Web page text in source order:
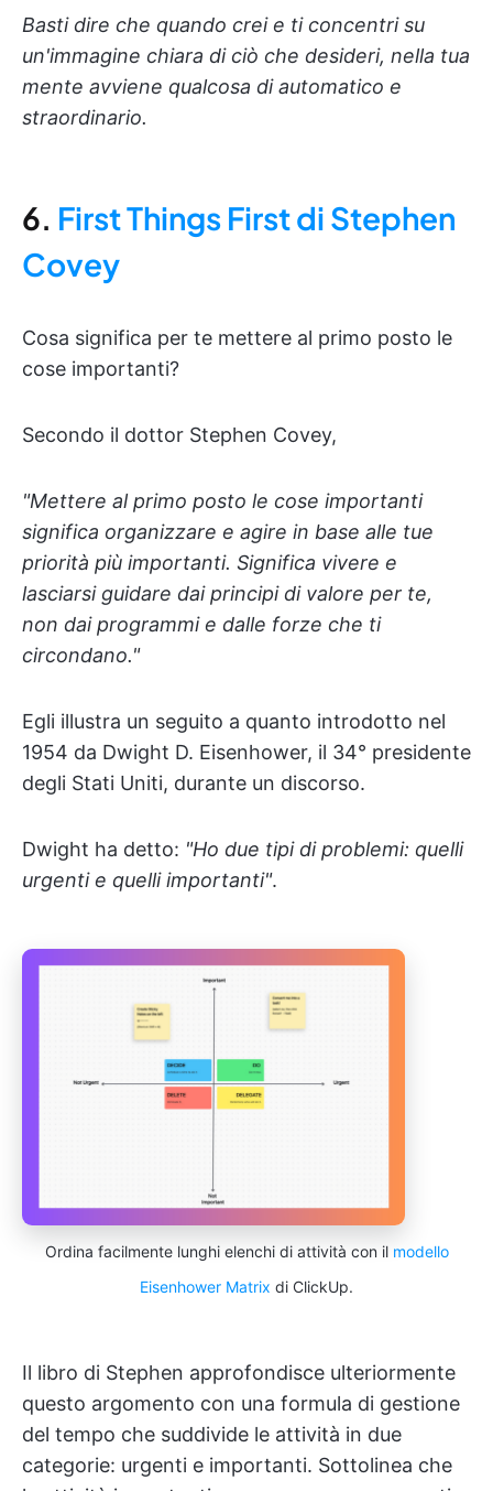
Basti dire che quando crei e ti concentri su
un'immagine chiara di ciò che desideri, nella tua
mente avviene qualcosa di automatico e
straordinario.
6. First Things First di Stephen
Covey
Cosa significa per te mettere al primo posto le
cose importanti?
Secondo il dottor Stephen Covey,
"Mettere al primo posto le cose importanti
significa organizzare e agire in base alle tue
priorità più importanti. Significa vivere e
lasciarsi guidare dai principi di valore per te,
non dai programmi e dalle forze che ti
circondano."
Egli illustra un seguito a quanto introdotto nel
1954 da Dwight D. Eisenhower, il 34° presidente
degli Stati Uniti, durante un discorso.
Dwight ha detto: "Ho due tipi di problemi: quelli
urgenti e quelli importanti".
Ordina facilmente lunghi elenchi di attività con il modello
Eisenhower Matrix di ClickUp.
Il libro di Stephen approfondisce ulteriormente
questo argomento con una formula di gestione
del tempo che suddivide le attività in due
categorie: urgenti e importanti. Sottolinea che